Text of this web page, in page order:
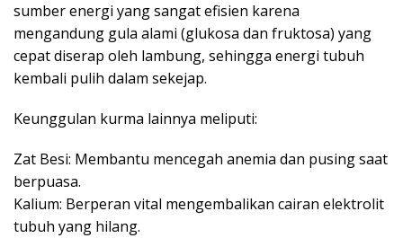
sumber energi yang sangat efisien karena
mengandung gula alami (glukosa dan fruktosa) yang
cepat diserap oleh lambung, sehingga energi tubuh
kembali pulih dalam sekejap.
Keunggulan kurma lainnya meliputi:
Zat Besi: Membantu mencegah anemia dan pusing saat
berpuasa.
Kalium: Berperan vital mengembalikan cairan elektrolit
tubuh yang hilang.